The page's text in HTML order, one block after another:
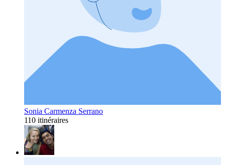
Sonia Carmenza Serrano
110 itinéraires